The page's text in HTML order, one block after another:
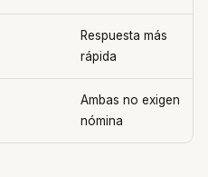
Respuesta más
rápida
Ambas no exigen
nómina